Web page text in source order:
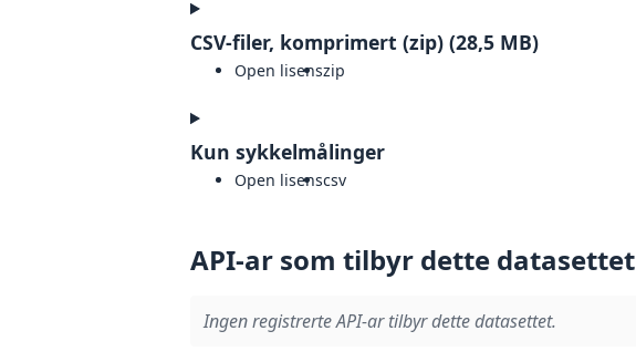
CSV-filer, komprimert (zip) (28,5 MB)
Open lisenszip
Kun sykkelmålinger
Open lisenscsv
API-ar som tilbyr dette datasettet
Ingen registrerte API-ar tilbyr dette datasettet.